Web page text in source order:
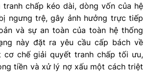
chấp kéo dài, dòng vốn của hệ
ngưng trệ, gây ảnh hưởng trực tiếp
và sự an toàn của toàn hệ thống
này đặt ra yêu cầu cấp bách về
cơ chế giải quyết tranh chấp tối ưu,
tiền và xử lý nợ xấu một cách triệt